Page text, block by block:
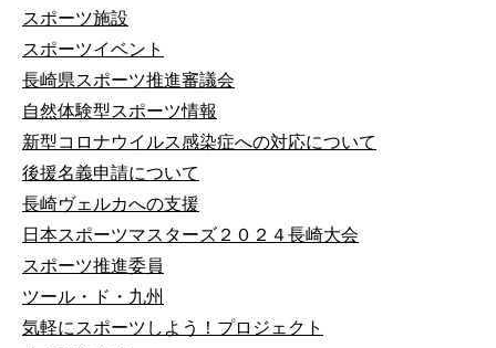
スポーツ施設
スポーツイベント
長崎県スポーツ推進審議会
自然体験型スポーツ情報
新型コロナウイルス感染症への対応について
後援名義申請について
長崎ヴェルカへの支援
日本スポーツマスターズ２０２４長崎大会
スポーツ推進委員
ツール・ド・九州
気軽にスポーツしよう！プロジェクト